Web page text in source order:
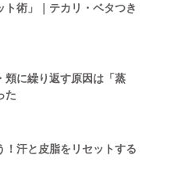
術」｜テカリ・ベタつき
頬に繰り返す原因は「蒸
た
！汗と皮脂をリセットする